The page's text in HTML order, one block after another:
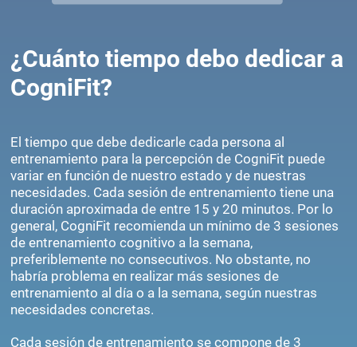
¿Cuánto tiempo debo dedicar a
CogniFit?
El tiempo que debe dedicarle cada persona al
entrenamiento para la percepción de CogniFit puede
variar en función de nuestro estado y de nuestras
necesidades. Cada sesión de entrenamiento tiene una
duración aproximada de entre 15 y 20 minutos. Por lo
general, CogniFit recomienda un mínimo de 3 sesiones
de entrenamiento cognitivo a la semana,
preferiblemente no consecutivos. No obstante, no
habría problema en realizar más sesiones de
entrenamiento al día o a la semana, según nuestras